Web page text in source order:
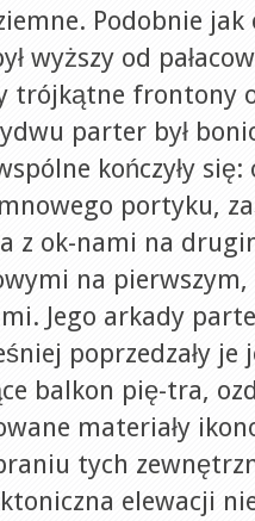
Podobnie
wyższy od
trójkątne frontony
parter był
kończyły
portyku,
z ok-nami na
na pierwszym,
Jego arkady
poprzedzały je
balkon pię-tra,
materiały
tych
elewacji